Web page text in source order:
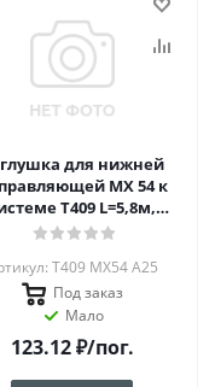
для нижней
MX 54 к
Т409 L=5,8м,
Черный браш А25
Т409 MX54 A25
Под заказ
Мало
123.12₽/пог.